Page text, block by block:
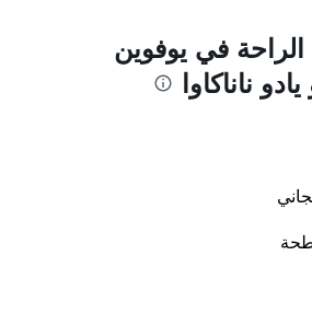
الراحة في يوفوين
ناناكاوا